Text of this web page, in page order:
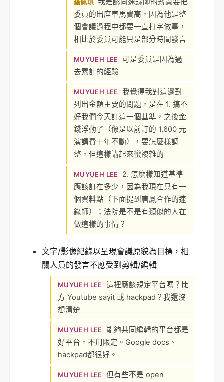
委員的出席車馬費高，因為他是整
個會議過程中都要一直打字做事，
相比於委員可能只是部分時間發言
MUYUEH LEE 可是委員是因為過
去累計的經驗
MUYUEH LEE 我覺得我對這邊對
列出金額主要的問題，是在 1. 搞不
好我們今天訂這一個基準，之後金
錢浮動了（像是以前訂的 1,600 元
演講費十年不動），要怎麼樣調
整，但這樣講起來蠻複雜的
MUYUEH LEE
2. 怎麼樣知道基準
應該訂在多少，因為我現在只有一
個資料點（下面提到唐鳳合作的速
錄師）；法院是不是有類似的人在
做這樣的事情？
文字/影像紀錄以呈現會議原貌為目標，相
關人員的發言不應受到剪輯/編輯
MUYUEH LEE 這裡應該規定平台嗎？比
方 Youtube sayit 或 hackpad？我還沒
想清楚
MUYUEH LEE
能夠共同編輯的平台都是
好平台，不用限定。Google docs、
hackpad都很好。
MUYUEH LEE 但有些不是 open